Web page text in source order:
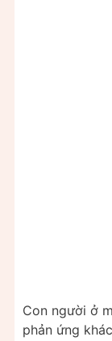
Con người ở
phản ứng